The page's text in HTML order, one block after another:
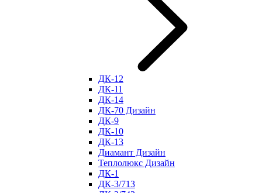
ДК-12
ДК-11
ДК-14
ДК-70 Дизайн
ДК-9
ДК-10
ДК-13
Диамант Дизайн
Теплолюкс Дизайн
ДК-1
ДК-3/713